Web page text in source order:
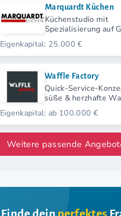
Marquardt Küchen
Küchenstudio mit
Spezialisierung auf
Arbeitsplatten
Eigenkapital: 25.000 €
Waffle Factory
Quick-Service-
süße & herzhafte
Eigenkapital: ab 100.000 €
Weitere passende